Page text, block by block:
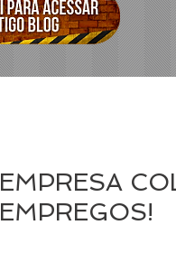
EMPRESA
EMPREGOS!